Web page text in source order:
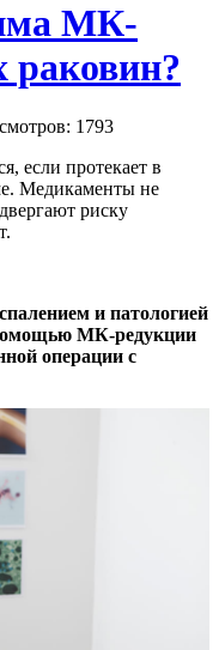
МК-
раковин?
1793
если протекает в
Медикаменты не
риску
и патологией
МК-редукции
операции с